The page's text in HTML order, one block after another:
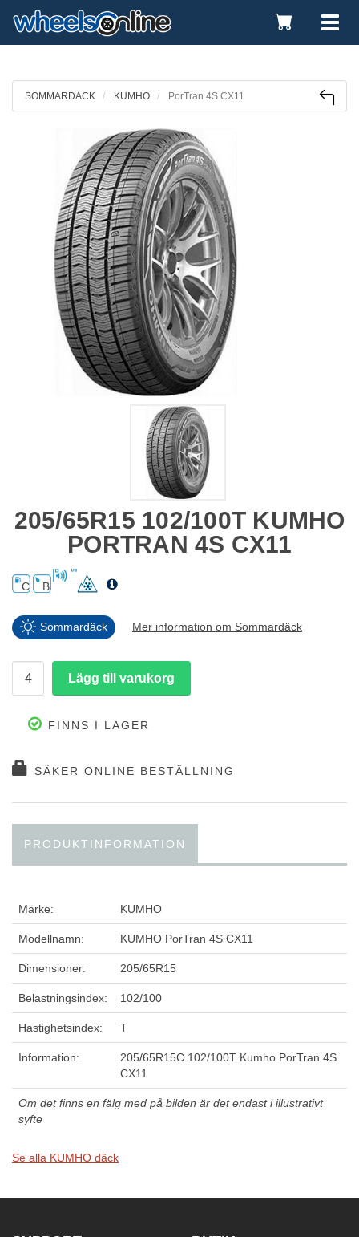
Toggle
Cart
SOMMARDÄCK KUMHO PorTran 4S CX11
205/65R15 102/100T KUMHO
PORTRAN 4S CX11
C B
Sommardäck Mer information om Sommardäck
FINNS I LAGER
SÄKER ONLINE BESTÄLLNING
PRODUKTINFORMATION
Märke: KUMHO
Modellnamn: KUMHO PorTran 4S CX11
Dimensioner: 205/65R15
Belastningsindex: 102/100
Hastighetsindex: T
Information:
205/65R15C 102/100T Kumho PorTran 4S
CX11
Om det finns en fälg med på bilden är det endast i illustrativt
syfte
Se alla KUMHO däck